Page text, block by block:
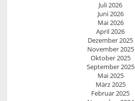
Juli 2026
Juni 2026
Mai 2026
April 2026
Dezember 2025
November 2025
Oktober 2025
September 2025
Mai 2025
März 2025
Februar 2025